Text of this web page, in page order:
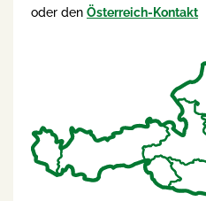
oder den Österreich-Kontakt